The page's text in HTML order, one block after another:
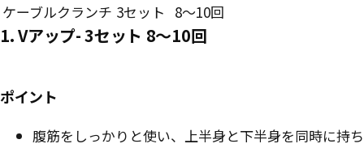
ケーブルクランチ 3セット 8〜10回
1. Vアップ- 3セット 8〜10回
ポイント
腹筋をしっかりと使い、上半身と下半身を同時に持ち